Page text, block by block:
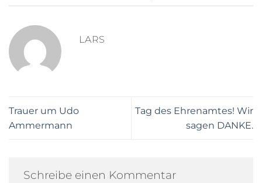
LARS
Trauer um Udo
Ammermann
Tag des Ehrenamtes! Wir
sagen DANKE.
Schreibe einen Kommentar